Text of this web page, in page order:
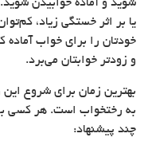
شوید و آماده خوابیدن
یا بر اثر خستگی زیاد،
خودتان را برای خواب آماده
و زودتر خوابتان می‌برد.
به رختخواب است. هر کسی
چند پیشنهاد: